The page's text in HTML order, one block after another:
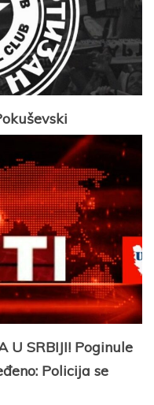
U SRBIJI! Poginule
Policija se